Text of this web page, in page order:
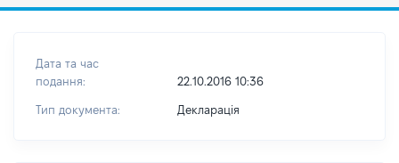
Дата та час
подання:
22.10.2016 10:36
Тип документа: Декларація